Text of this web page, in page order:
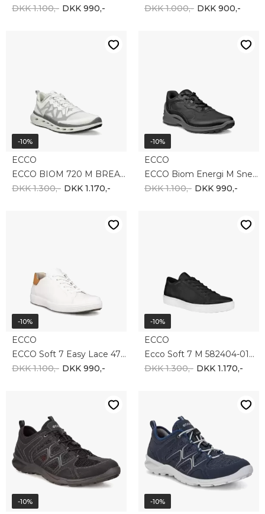
DKK 1.100,- DKK 990,-
DKK 1.000,- DKK 900,-
-10%
ECCO
ECCO BIOM 720 M BREATHRU 850314-61644
DKK 1.300,- DKK 1.170,-
-10%
ECCO
ECCO Biom Energi M Sneaker 850804-01001
DKK 1.100,- DKK 990,-
-10%
ECCO
ECCO Soft 7 Easy Lace 470824-50104
DKK 1.100,- DKK 990,-
-10%
ECCO
Ecco Soft 7 M 582404-01001
DKK 1.300,- DKK 1.170,-
-10% -10%